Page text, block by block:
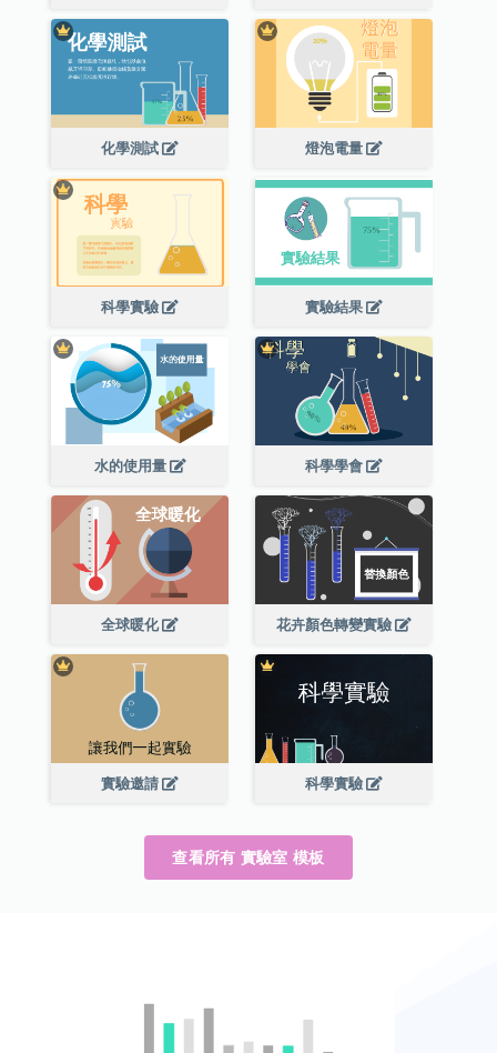
化學測試 燈泡電量
科學實驗 實驗結果
水的使用量 科學學會
全球暖化 花卉顏色轉變實驗
實驗邀請 科學實驗
查看所有 實驗室 模板